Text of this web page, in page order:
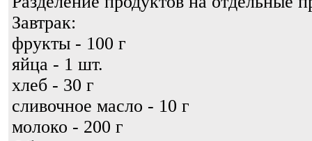
Завтрак:
фрукты - 100 г
яйца - 1 шт.
хлеб - 30 г
сливочное масло - 10 г
молоко - 200 г